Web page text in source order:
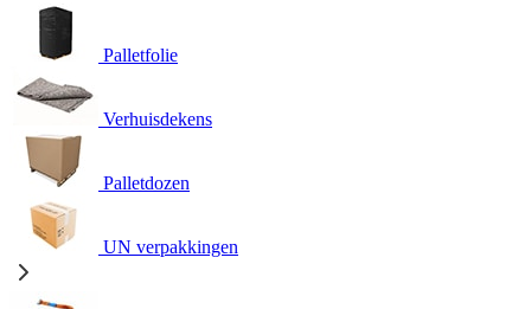
Palletfolie
Verhuisdekens
Palletdozen
UN verpakkingen